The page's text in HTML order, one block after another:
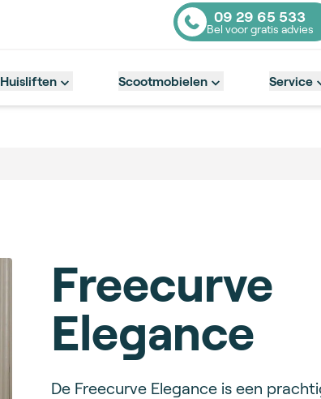
Contact number
09 29 65 533
Bel voor gratis advies
Huisliften Scootmobielen Service
Freecurve
Elegance
Description
De Freecurve Elegance is een